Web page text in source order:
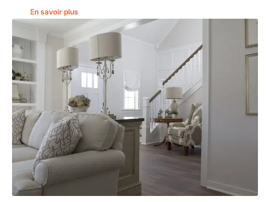
En savoir plus